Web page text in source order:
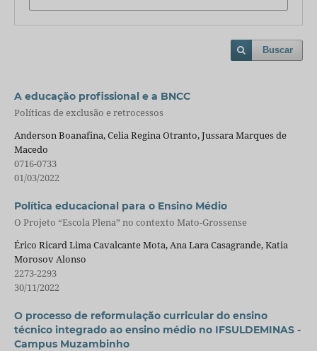
Buscar
A educação profissional e a BNCC
Políticas de exclusão e retrocessos
Anderson Boanafina, Celia Regina Otranto, Jussara Marques de
Macedo
0716-0733
01/03/2022
Política educacional para o Ensino Médio
O Projeto “Escola Plena” no contexto Mato-Grossense
Érico Ricard Lima Cavalcante Mota, Ana Lara Casagrande, Katia
Morosov Alonso
2273-2293
30/11/2022
O processo de reformulação curricular do ensino
técnico integrado ao ensino médio no IFSULDEMINAS -
Campus Muzambinho